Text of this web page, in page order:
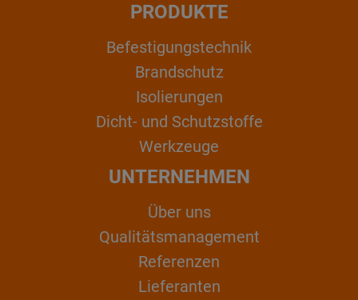
PRODUKTE
Befestigungstechnik
Brandschutz
Isolierungen
Dicht- und Schutzstoffe
Werkzeuge
UNTERNEHMEN
Über uns
Qualitätsmanagement
Referenzen
Lieferanten